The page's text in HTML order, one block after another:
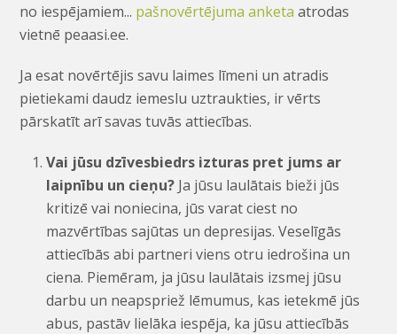
no iespējamiem... pašnovērtējuma anketa atrodas
vietnē peaasi.ee.
Ja esat novērtējis savu laimes līmeni un atradis
pietiekami daudz iemeslu uztraukties, ir vērts
pārskatīt arī savas tuvās attiecības.
Vai jūsu dzīvesbiedrs izturas pret jums ar
laipnību un cieņu? Ja jūsu laulātais bieži jūs
kritizē vai noniecina, jūs varat ciest no
mazvērtības sajūtas un depresijas. Veselīgās
attiecībās abi partneri viens otru iedrošina un
ciena. Piemēram, ja jūsu laulātais izsmej jūsu
darbu un neapspriež lēmumus, kas ietekmē jūs
abus, pastāv lielāka iespēja, ka jūsu attiecībās